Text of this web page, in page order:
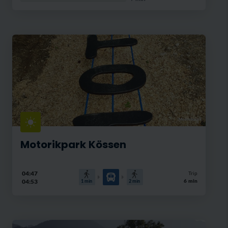
Mororikpark
Motorikpark Kössen
04:47
04:53
1 min 2 min
Trip
6 min